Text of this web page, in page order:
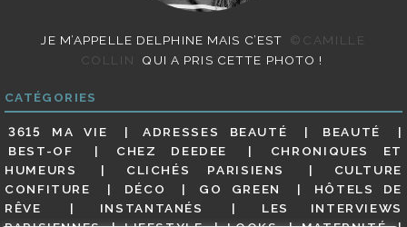
JE M’APPELLE DELPHINE MAIS C’EST
©CAMILLE
COLLIN
QUI A PRIS CETTE PHOTO !
CATÉGORIES
3615 MA VIE ADRESSES BEAUTÉ
BEAUTÉ
BEST-OF
CHEZ DEEDEE
CHRONIQUES ET
HUMEURS
CLICHÉS PARISIENS
CULTURE
CONFITURE
DÉCO GO GREEN
HÔTELS DE
RÊVE
INSTANTANÉS
LES INTERVIEWS